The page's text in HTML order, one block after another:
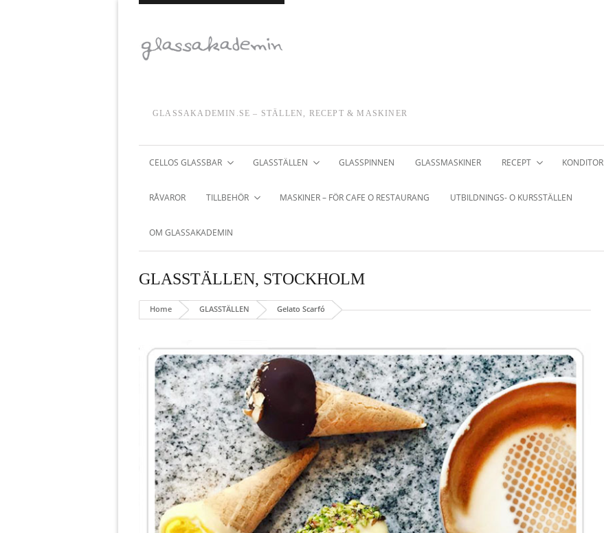
GLASSAKADEMIN.SE – STÄLLEN, RECEPT & MASKINER
CELLOS GLASSBAR GLASSTÄLLEN GLASSPINNEN GLASSMASKINER RECEPT KONDITOR
RÅVAROR TILLBEHÖR MASKINER – FÖR CAFE O RESTAURANG UTBILDNINGS- O KURSSTÄLLEN
OM GLASSAKADEMIN
GLASSTÄLLEN, STOCKHOLM
Home GLASSTÄLLEN Gelato Scarfó